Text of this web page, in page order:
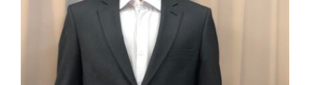
ΣΑΚΑΚΙ ΣΑ-04